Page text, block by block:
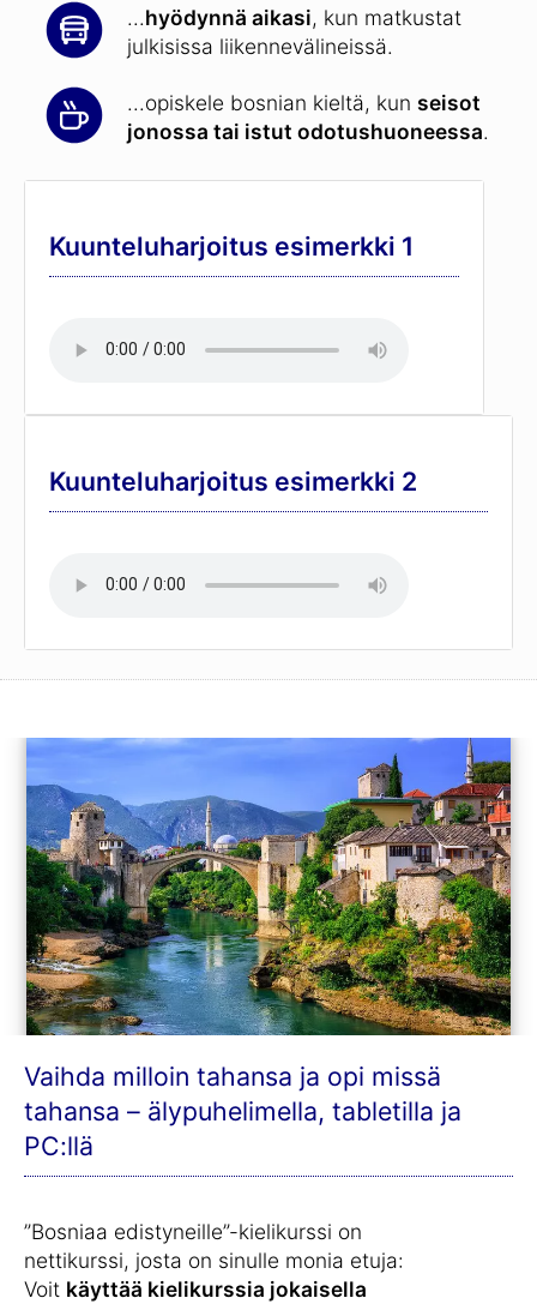
...hyödynnä aikasi, kun matkustat
julkisissa liikennevälineissä.
...opiskele bosnian kieltä, kun seisot
jonossa tai istut odotushuoneessa.
Kuunteluharjoitus esimerkki 1
Kuunteluharjoitus esimerkki 2
Vaihda milloin tahansa ja opi missä
tahansa – älypuhelimella, tabletilla ja
PC:llä
”Bosniaa edistyneille”-kielikurssi on
nettikurssi, josta on sinulle monia etuja:
Voit käyttää kielikurssia jokaisella